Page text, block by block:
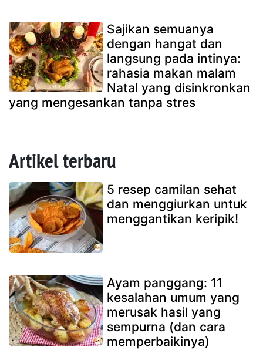
Sajikan semuanya
dengan hangat dan
langsung pada intinya:
rahasia makan malam
Natal yang disinkronkan
yang mengesankan tanpa stres
Artikel terbaru
5 resep camilan sehat
dan menggiurkan untuk
menggantikan keripik!
Ayam panggang: 11
kesalahan umum yang
merusak hasil yang
sempurna (dan cara
memperbaikinya)